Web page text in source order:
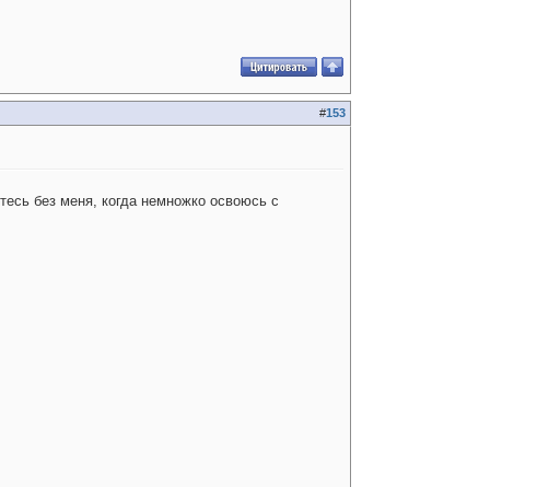
#153
без меня, когда немножко освоюсь с